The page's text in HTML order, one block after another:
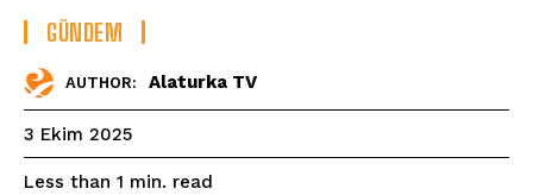
GÜNDEM
AUTHOR: Alaturka TV
3 Ekim 2025
Less than 1 min. read